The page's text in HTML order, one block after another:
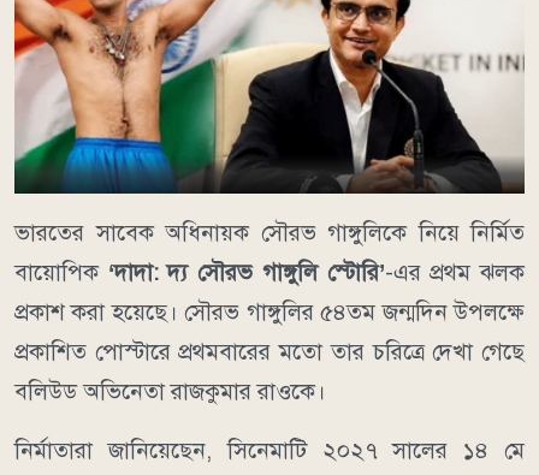
ভারতের সাবেক অধিনায়ক সৌরভ গাঙ্গুলিকে নিয়ে নির্মিত
বায়োপিক ‘দাদা: দ্য সৌরভ গাঙ্গুলি স্টোরি’-এর প্রথম ঝলক
প্রকাশ করা হয়েছে। সৌরভ গাঙ্গুলির ৫৪তম জন্মদিন উপলক্ষে
প্রকাশিত পোস্টারে প্রথমবারের মতো তার চরিত্রে দেখা গেছে
বলিউড অভিনেতা রাজকুমার রাওকে।
নির্মাতারা জানিয়েছেন, সিনেমাটি ২০২৭ সালের ১৪ মে